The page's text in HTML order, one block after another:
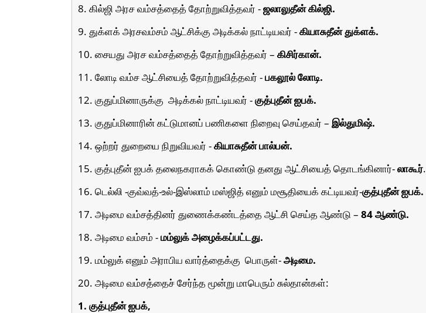
8. கில்ஜி அரச வம்சத்தைத் தோற்றுவித்தவர் -ஜலாலுதீன் கில்ஜி.
9. துக்ளக் அரசவம்சம் ஆட்சிக்கு அடிக்கல் நாட்டியவர் -கியாசுதீன் துக்ளக்.
10. சையது அரச வம்சத்தைத் தோற்றுவித்தவர் – கிசிர்கான்.
11. லோடி வம்ச ஆட்சியைத் தோற்றுவித்தவர் -பகலூல் லோடி.
12. குதுப்மினாருக்கு அடிக்கல் நாட்டியவர் -குத்புதீன் ஐபக்.
13. குதுப்மினாரின் கட்டுமானப் பணிகளை நிறைவு செய்தவர் – இல்துமிஷ்.
14. ஒற்றர் துறையை நிறுவியவர் -கியாசுதீன் பால்பன்.
15. குத்புதீன் ஐபக் தலைநகராகக் கொண்டு தனது ஆட்சியைத் தொடங்கினார்-லாகூர்.
16. டெல்லி -குவ்வத்-உல்-இஸ்லாம் மஸ்ஜித் எனும் மசூதியைக் கட்டியவர்-குத்புதீன் ஐபக்.
17. அடிமை வம்சத்தினர் துணைக்கண்டத்தை ஆட்சி செய்த ஆண்டு – 84 ஆண்டு.
18. அடிமை வம்சம் -மம்லுக் அழைக்கப்பட்டது.
19. மம்லுக் எனும் அராபிய வார்த்தைக்கு பொருள்-அடிமை.
20. அடிமை வம்சத்தைச் சேர்ந்த மூன்று மாபெரும் சுல்தான்கள்:
1. குத்புதீன் ஐபக்,